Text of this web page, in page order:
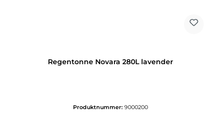
Regentonne Novara 280L lavender
Produktnummer: 9000200